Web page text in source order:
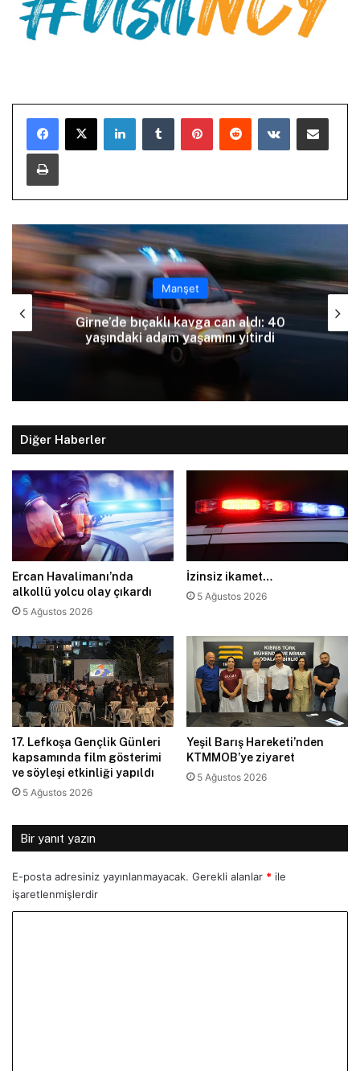
LinkedInTumblr PinterestReddit VKontakteE-Posta ile paylaş
Yazdır
Manşet
Girne’de bıçaklı kavga can aldı: 40
yaşındaki adam yaşamını yitirdi
Diğer Haberler
Ercan Havalimanı’nda
alkollü yolcu olay çıkardı
5 Ağustos 2026
İzinsiz ikamet…
5 Ağustos 2026
17. Lefkoşa Gençlik Günleri
kapsamında film gösterimi
ve söyleşi etkinliği yapıldı
5 Ağustos 2026
Yeşil Barış Hareketi’nden
KTMMOB’ye ziyaret
5 Ağustos 2026
Bir yanıt yazın
E-posta adresiniz yayınlanmayacak. Gerekli alanlar * ile
işaretlenmişlerdir